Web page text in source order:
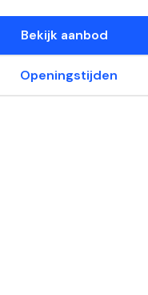
Bekijk aanbod
Openingstijden